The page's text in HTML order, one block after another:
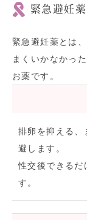
緊急避妊
緊急避妊薬とは
まくいかなかっ
お薬です。
排卵を抑える、
避します。
性交後できるだ
す。